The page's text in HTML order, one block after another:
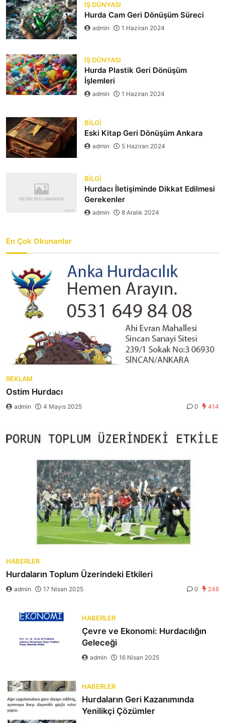
İŞ DÜNYASI
Hurda Cam Geri Dönüşüm Süreci
admin 1 Haziran 2024
İŞ DÜNYASI
Hurda Plastik Geri Dönüşüm
İşlemleri
admin 1 Haziran 2024
BILGI
Eski Kitap Geri Dönüşüm Ankara
admin 5 Haziran 2024
BILGI
Hurdacı İletişiminde Dikkat Edilmesi
Gerekenler
admin 8 Aralık 2024
En Çok Okunanlar
REKLAM
Ostim Hurdacı
admin 4 Mayıs 2025 0 414
HABERLER
Hurdaların Toplum Üzerindeki Etkileri
admin 17 Nisan 2025 0 246
HABERLER
Çevre ve Ekonomi: Hurdacılığın
Geleceği
admin 16 Nisan 2025
HABERLER
Hurdaların Geri Kazanımında
Yenilikçi Çözümler